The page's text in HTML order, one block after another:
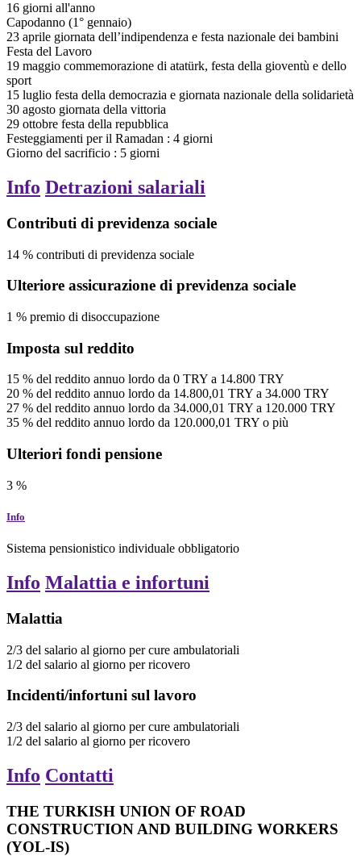
16 giorni all'anno
Capodanno (1° gennaio)
23 aprile giornata dell’indipendenza e festa nazionale dei bambini
Festa del Lavoro
19 maggio commemorazione di atatürk, festa della gioventù e dello
sport
15 luglio festa della democrazia e giornata nazionale della solidarietà
30 agosto giornata della vittoria
29 ottobre festa della repubblica
Festeggiamenti per il Ramadan : 4 giorni
Giorno del sacrificio : 5 giorni
Info Detrazioni salariali
Contributi di previdenza sociale
14 % contributi di previdenza sociale
Ulteriore assicurazione di previdenza sociale
1 % premio di disoccupazione
Imposta sul reddito
15 % del reddito annuo lordo da 0 TRY a 14.800 TRY
20 % del reddito annuo lordo da 14.800,01 TRY a 34.000 TRY
27 % del reddito annuo lordo da 34.000,01 TRY a 120.000 TRY
35 % del reddito annuo lordo da 120.000,01 TRY o più
Ulteriori fondi pensione
3 %
Info
Sistema pensionistico individuale obbligatorio
Info Malattia e infortuni
Malattia
2/3 del salario al giorno per cure ambulatoriali
1/2 del salario al giorno per ricovero
Incidenti/infortuni sul lavoro
2/3 del salario al giorno per cure ambulatoriali
1/2 del salario al giorno per ricovero
Info Contatti
THE TURKISH UNION OF ROAD
CONSTRUCTION AND BUILDING WORKERS
(YOL-IS)